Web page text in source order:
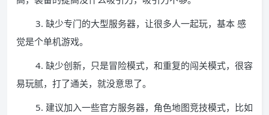
3. 缺少专门的大型服务器，让很多人一起玩，基本 感
觉是个单机游戏。
4. 缺少创新，只是冒险模式，和重复的闯关模式，很容
易玩腻，打了通关，就没意思了。
5. 建议加入一些官方服务器，角色地图竞技模式，比如